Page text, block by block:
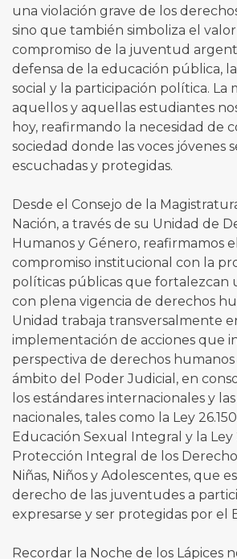
una violación grave de los
sino que también simboliza el
compromiso de la juventud
defensa de la educación pública,
social y la participación política. La
aquellos y aquellas estudiantes
hoy, reafirmando la necesidad de
sociedad donde las voces jóvenes
escuchadas y protegidas.
Desde el Consejo de la
Nación, a través de su Unidad de
Humanos y Género, reafirmamos el
compromiso institucional con la
políticas públicas que fortalezcan
con plena vigencia de derechos
Unidad trabaja transversalmente
implementación de acciones que
perspectiva de derechos humanos
ámbito del Poder Judicial, en
los estándares internacionales y
nacionales, tales como la Ley
Educación Sexual Integral y la Ley
Protección Integral de los
Niñas, Niños y Adolescentes, que
derecho de las juventudes a
expresarse y ser protegidas por el
Recordar la Noche de los Lápices